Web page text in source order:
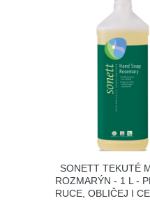
SONETT TEKUTÉ
ROZMARÝN - 1 L -
RUCE, OBLIČEJ I